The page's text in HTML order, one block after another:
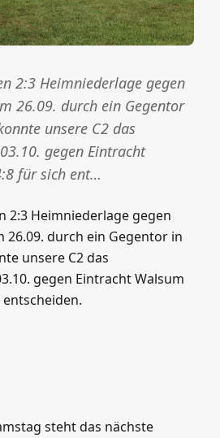
2:3 Heimniederlage gegen
26.09. durch ein Gegentor
unsere C2 das
gegen Eintracht
für sich ent…
2:3 Heimniederlage gegen
26.09. durch ein Gegentor in
unsere C2 das
gegen Eintracht Walsum
steht das nächste